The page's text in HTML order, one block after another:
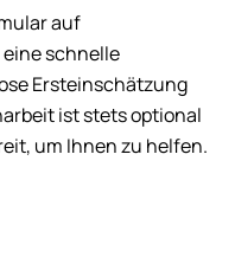
auf
schnelle
Ersteinschätzung
ist stets optional
um Ihnen zu helfen.